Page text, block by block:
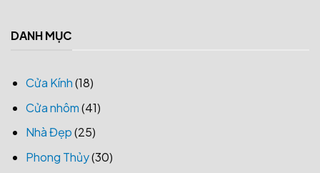
DANH MỤC
Cửa Kính(18)
Cửa nhôm(41)
Nhà Đẹp(25)
Phong Thủy(30)